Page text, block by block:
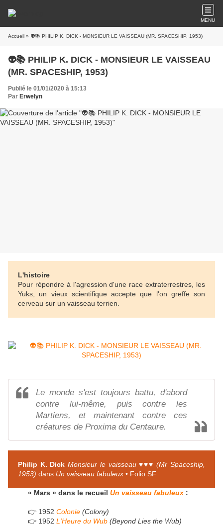
MENU
Accueil » 👽📚 PHILIP K. DICK - MONSIEUR LE VAISSEAU (MR. SPACESHIP, 1953)
👽📚 PHILIP K. DICK - MONSIEUR LE VAISSEAU
(MR. SPACESHIP, 1953)
Publié le 01/01/2020 à 15:13
Par Erwelyn
L'histoire
Pour répondre à l'agression d'une race extraterrestres, les
Yuks, un vieux scientifique accepte que l'on greffe son
cerveau sur un vaisseau terrien.
Le monde s'est toujours battu, d'abord
contre lui-même, puis contre les
Martiens, et maintenant contre ces
créatures de Proxima du Centaure.
Philip K. Dick Monsieur le vaisseau ♥♥♥ (Mr Spaceship,
1953) dans Un vaisseau fabuleux • Folio SF
« Mars » dans le recueil Un vaisseau fabuleux :
👉 1952 Colonie (Colony)
👉 1952 L'Heure du Wub (Beyond Lies the Wub)